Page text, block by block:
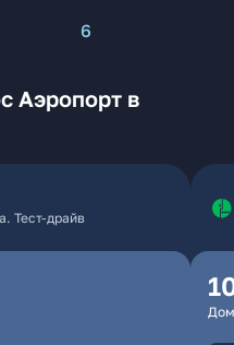
6
Аэропорт в
Тест-драйв